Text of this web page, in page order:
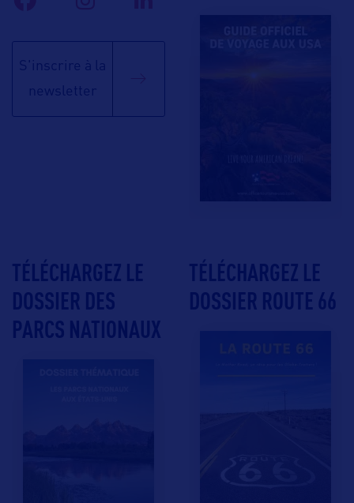
S'inscrire à la
newsletter
TÉLÉCHARGEZ LE
DOSSIER DES
PARCS NATIONAUX
TÉLÉCHARGEZ LE
DOSSIER ROUTE 66